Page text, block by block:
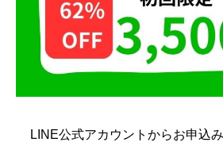
LINE公式アカウントからお申込